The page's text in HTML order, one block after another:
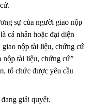
sự của người giao nộp
cá nhân hoặc đại diện
nộp tài liệu, chứng cứ
nộp tài liệu, chứng cứ”
tổ chức được yêu cầu
giải quyết.